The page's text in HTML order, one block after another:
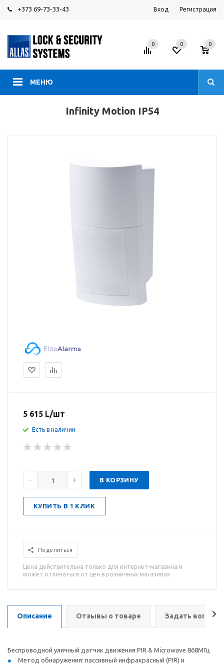
+373 69-73-33-43 Вход Регистрация
МЕНЮ
0 0 0
Infinity Motion IP54
5 615 L/шт
Есть в наличии
В КОРЗИНУ
КУПИТЬ В 1 КЛИК
Поделиться
Цена действительна только для интернет-магазина и
может отличаться от цен в розничных магазинах
Описание Отзывы о товаре Задать вопрос
Беспроводной уличный датчик движения PIR & Microwave 868МГц
Метод обнаружения: пассивный инфракрасный (PIR) и